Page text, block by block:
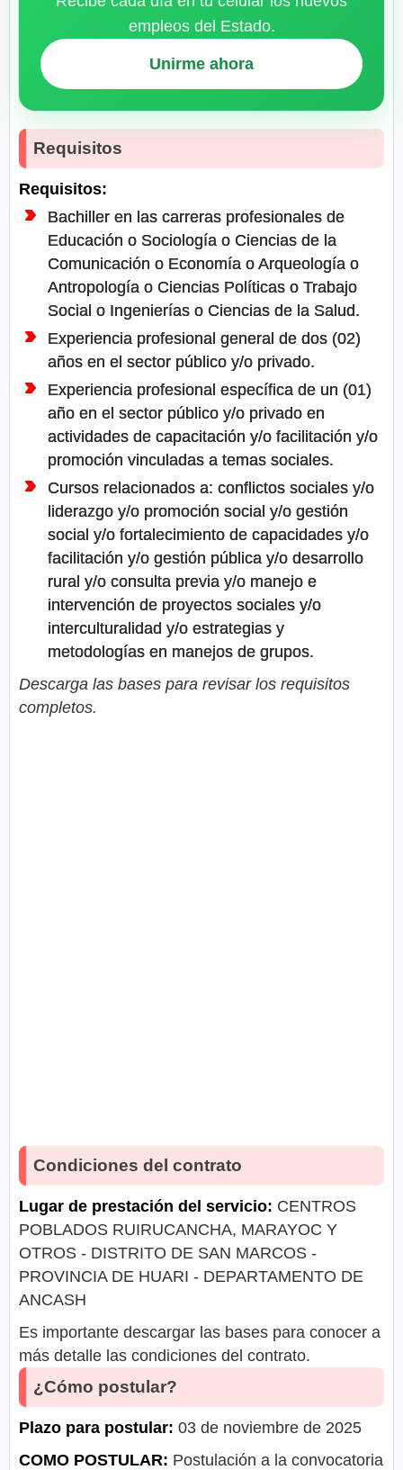
empleos del Estado.
Unirme ahora
Requisitos
Requisitos:
Bachiller en las carreras profesionales de
Educación o Sociología o Ciencias de la
Comunicación o Economía o Arqueología o
Antropología o Ciencias Políticas o Trabajo
Social o Ingenierías o Ciencias de la Salud.
Experiencia profesional general de dos (02)
años en el sector público y/o privado.
Experiencia profesional específica de un (01)
año en el sector público y/o privado en
actividades de capacitación y/o facilitación y/o
promoción vinculadas a temas sociales.
Cursos relacionados a: conflictos sociales y/o
liderazgo y/o promoción social y/o gestión
social y/o fortalecimiento de capacidades y/o
facilitación y/o gestión pública y/o desarrollo
rural y/o consulta previa y/o manejo e
intervención de proyectos sociales y/o
interculturalidad y/o estrategias y
metodologías en manejos de grupos.
Descarga las bases para revisar los requisitos
completos.
Condiciones del contrato
Lugar de prestación del servicio: CENTROS
POBLADOS RUIRUCANCHA, MARAYOC Y
OTROS - DISTRITO DE SAN MARCOS -
PROVINCIA DE HUARI - DEPARTAMENTO DE
ANCASH
Es importante descargar las bases para conocer a
más detalle las condiciones del contrato.
¿Cómo postular?
Plazo para postular: 03 de noviembre de 2025
COMO POSTULAR: Postulación a la convocatoria